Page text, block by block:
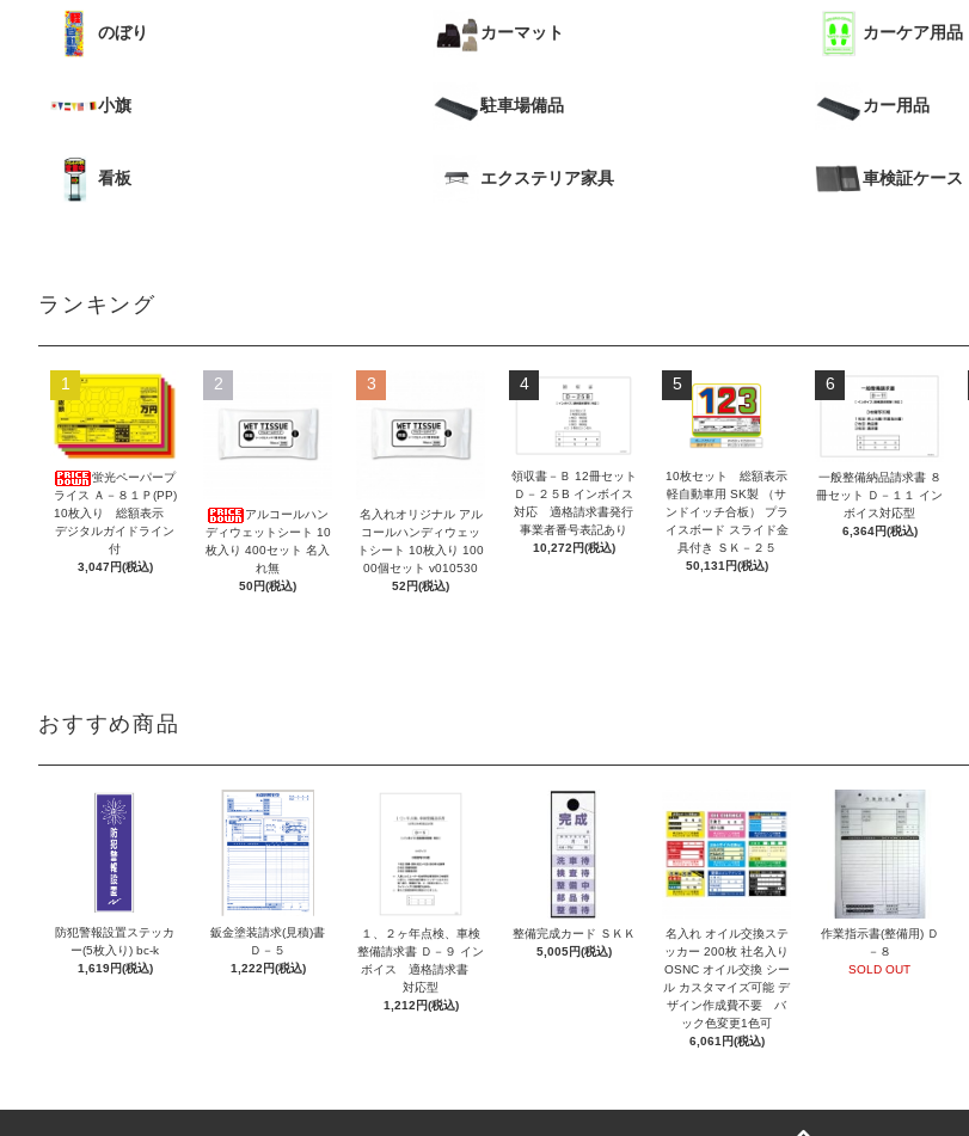
のぼり
小旗
看板
カーマット
駐車場備品
エクステリア家具
カーケア用品
カー用品
車検証ケース
ランキング
1
蛍光ペーパープ
ライス Ａ－８１Ｐ(PP)
10枚入り 総額表示
デジタルガイドライン
付
3,047円(税込)
2
アルコールハン
ディウェットシート 10
枚入り 400セット 名入
れ無
50円(税込)
3
名入れオリジナル アル
コールハンディウェッ
トシート 10枚入り 100
00個セット v010530
52円(税込)
4
領収書－Ｂ 12冊セット
Ｄ－２５B インボイス
対応 適格請求書発行
事業者番号表記あり
10,272円(税込)
5
10枚セット 総額表示
軽自動車用 SK製 （サ
ンドイッチ合板） プラ
イスボード スライド金
具付き ＳＫ－２５
50,131円(税込)
6
一般整備納品請求書 ８
冊セット Ｄ－１１ イン
ボイス対応型
6,364円(税込)
おすすめ商品
防犯警報設置ステッカ
ー(5枚入り) bc-k
1,619円(税込)
鈑金塗装請求(見積)書
Ｄ－５
1,222円(税込)
１、２ヶ年点検、車検
整備請求書 Ｄ－９ イン
ボイス 適格請求書
対応型
1,212円(税込)
整備完成カード ＳＫＫ
5,005円(税込)
名入れ オイル交換ステ
ッカー 200枚 社名入り
OSNC オイル交換 シー
ル カスタマイズ可能 デ
ザイン作成費不要 バ
ック色変更1色可
6,061円(税込)
作業指示書(整備用) Ｄ
－８
SOLD OUT